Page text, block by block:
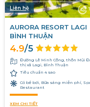
Liên hệ
AURORA RESORT LAGI
BÌNH THUẬN
4.9/5
Đường Lê Minh Công, thôn Mũi
thị xã Lagi, Bình Thuận
Tiêu chuẩn 4 sao
Có bể bơi, Bữa sáng miễn phí,
Restaurant
XEM CHI TIẾT